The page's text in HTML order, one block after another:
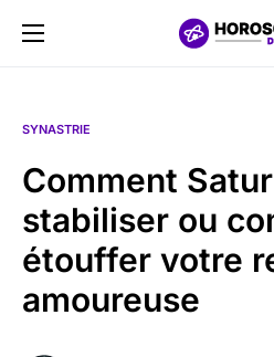
SYNASTRIE
Comment
stabiliser ou
étouffer votre
amoureuse